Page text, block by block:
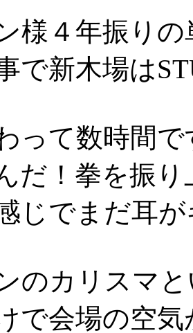
様４年振り
で新木場は
って数時間
だ！拳を振り
じでまだ耳
のカリスマ
で会場の空